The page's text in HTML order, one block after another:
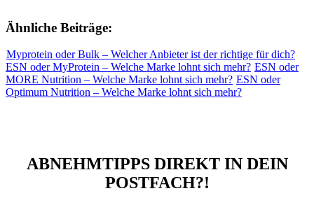
Ähnliche Beiträge:
Myprotein oder Bulk – Welcher Anbieter ist der richtige für dich?
ESN oder MyProtein – Welche Marke lohnt sich mehr? ESN oder
MORE Nutrition – Welche Marke lohnt sich mehr? ESN oder
Optimum Nutrition – Welche Marke lohnt sich mehr?
ABNEHMTIPPS DIREKT IN DEIN
POSTFACH?!